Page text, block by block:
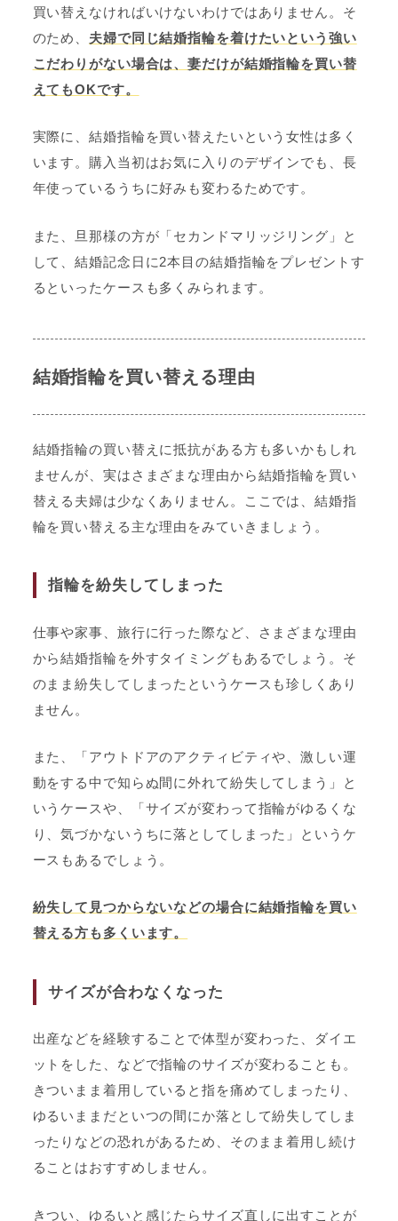
買い替えなければいけないわけではありません。そ
のため、 夫婦で同じ結婚指輪を着けたいという強い
こだわりがない場合は、妻だけが結婚指輪を買い替
えてもOKです。
実際に、結婚指輪を買い替えたいという女性は多く
います。購入当初はお気に入りのデザインでも、長
年使っているうちに好みも変わるためです。
また、旦那様の方が「セカンドマリッジリング」と
して、結婚記念日に2本目の結婚指輪をプレゼントす
るといったケースも多くみられます。
結婚指輪を買い替える理由
結婚指輪の買い替えに抵抗がある方も多いかもしれ
ませんが、実はさまざまな理由から結婚指輪を買い
替える夫婦は少なくありません。ここでは、結婚指
輪を買い替える主な理由をみていきましょう。
指輪を紛失してしまった
仕事や家事、旅行に行った際など、さまざまな理由
から結婚指輪を外すタイミングもあるでしょう。そ
のまま紛失してしまったというケースも珍しくあり
ません。
また、「アウトドアのアクティビティや、激しい運
動をする中で知らぬ間に外れて紛失してしまう」と
いうケースや、「サイズが変わって指輪がゆるくな
り、気づかないうちに落としてしまった」というケ
ースもあるでしょう。
紛失して見つからないなどの場合に結婚指輪を買い
替える方も多くいます。
サイズが合わなくなった
出産などを経験することで体型が変わった、ダイエ
ットをした、などで指輪のサイズが変わることも。
きついまま着用していると指を痛めてしまったり、
ゆるいままだといつの間にか落として紛失してしま
ったりなどの恐れがあるため、そのまま着用し続け
ることはおすすめしません。
きつい、ゆるいと感じたらサイズ直しに出すことが